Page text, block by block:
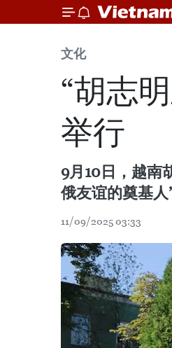
文化
“胡志
举行
9月10日，越南
俄友谊的奠基人”
11/09/2025 03:33